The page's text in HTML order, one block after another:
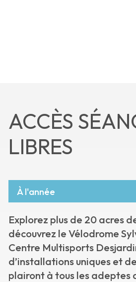
ACCÈS
LIBRES
À l'année
Explorez plus de 20 acres
découvrez le Vélodrome
Centre Multisports
d’installations uniques et
plairont à tous les adeptes